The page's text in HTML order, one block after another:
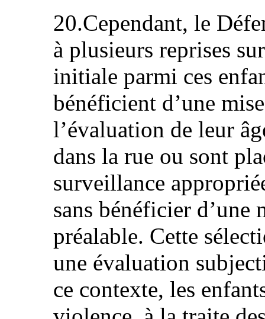
20.Cependant, le
à plusieurs reprises
initiale parmi ces
bénéficient d’une
l’évaluation de leur
dans la rue ou sont
surveillance
sans bénéficier d’une
préalable. Cette
une évaluation
ce contexte, les